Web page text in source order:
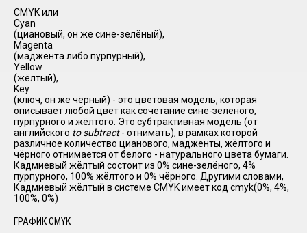
CMYK или
Cyan
(циановый, он же сине-зелёный),
Magenta
(маджента либо пурпурный),
Yellow
(жёлтый),
Key
(ключ, он же чёрный) - это цветовая модель, которая
описывает любой цвет как сочетание сине-зелёного,
пурпурного и жёлтого. Это субтрактивная модель (от
английского to subtract- отнимать), в рамках которой
различное количество цианового, мадженты, жёлтого и
чёрного отнимается от белого - натурального цвета бумаги.
Кадмиевый жёлтый состоит из 0% сине-зелёного, 4%
пурпурного, 100% жёлтого и 0% чёрного. Другими словами,
Кадмиевый жёлтый в системе CMYK имеет код cmyk(0%, 4%,
100%, 0%)
ГРАФИК CMYK